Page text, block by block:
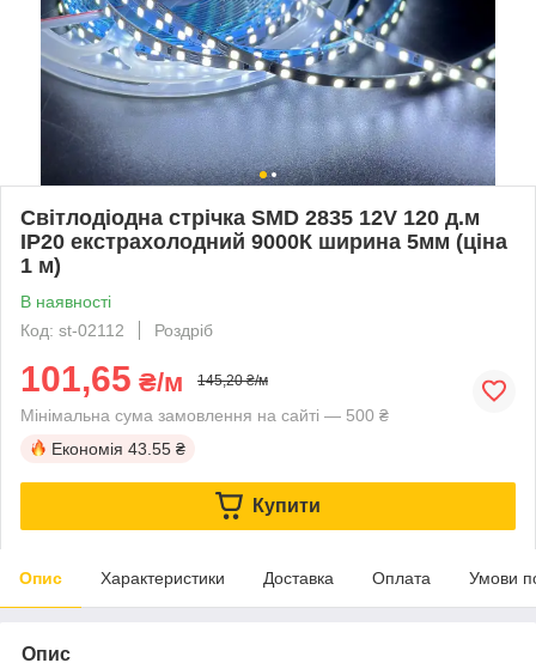
Світлодіодна стрічка SMD 2835 12V 120 д.м
IP20 екстрахолодний 9000К ширина 5мм (ціна
1 м)
В наявності
Код: st-02112
Роздріб
101,65 ₴/м 145,20 ₴/м
Мінімальна сума замовлення на сайті — 500 ₴
Економія 43.55 ₴
Купити
Опис Характеристики Доставка Оплата Умови
Опис